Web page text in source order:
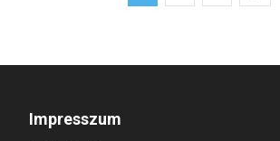
Impresszum